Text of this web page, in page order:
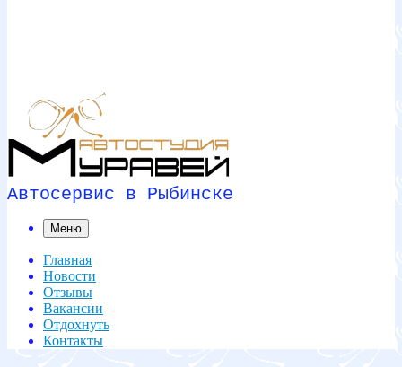
Автосервис в Рыбинске
Меню
Главная
Новости
Отзывы
Вакансии
Отдохнуть
Контакты